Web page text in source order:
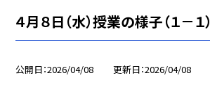
４月８日（水）授業の様子（１－１）
公開日 2026/04/08 更新日 2026/04/08